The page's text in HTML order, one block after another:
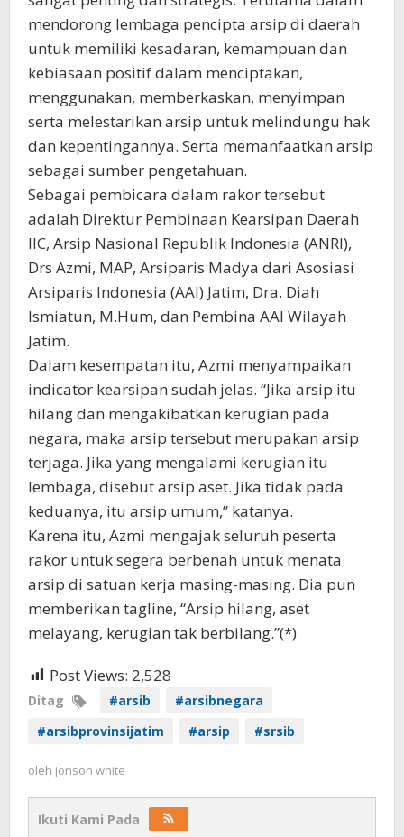
mendorong lembaga pencipta arsip di daerah
untuk memiliki kesadaran, kemampuan dan
kebiasaan positif dalam menciptakan,
menggunakan, memberkaskan, menyimpan
serta melestarikan arsip untuk melindungu hak
dan kepentingannya. Serta memanfaatkan arsip
sebagai sumber pengetahuan.
Sebagai pembicara dalam rakor tersebut
adalah Direktur Pembinaan Kearsipan Daerah
IIC, Arsip Nasional Republik Indonesia (ANRI),
Drs Azmi, MAP, Arsiparis Madya dari Asosiasi
Arsiparis Indonesia (AAI) Jatim, Dra. Diah
Ismiatun, M.Hum, dan Pembina AAI Wilayah
Jatim.
Dalam kesempatan itu, Azmi menyampaikan
indicator kearsipan sudah jelas. “Jika arsip itu
hilang dan mengakibatkan kerugian pada
negara, maka arsip tersebut merupakan arsip
terjaga. Jika yang mengalami kerugian itu
lembaga, disebut arsip aset. Jika tidak pada
keduanya, itu arsip umum,” katanya.
Karena itu, Azmi mengajak seluruh peserta
rakor untuk segera berbenah untuk menata
arsip di satuan kerja masing-masing. Dia pun
memberikan tagline, “Arsip hilang, aset
melayang, kerugian tak berbilang.”(*)
Post Views: 2,528
Ditag #arsib
#arsibnegara
#arsibprovinsijatim
#arsip #srsib
oleh jonson white
Ikuti Kami Pada